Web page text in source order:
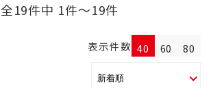
全19件中 1件～19件
表示件数 40 60 80